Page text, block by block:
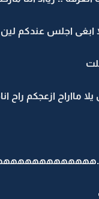
ابغى اجلس عندكم لين
مااراح ازعجكم راح